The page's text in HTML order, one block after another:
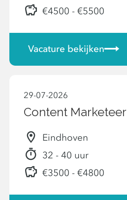
€4500 - €5500
Vacature bekijken
29-07-2026
Content Marketeer
Eindhoven
32 - 40 uur
€3500 - €4800